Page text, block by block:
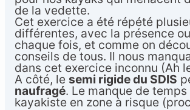
de la vedette.
Cet exercice a été répété
différentes, avec la présence
chaque fois, et comme on
conseils de tous. Il nous
dans cet exercice inconnu (Ah
A côté, le semi rigide du SDIS
naufragé. Le manque de temps
kayakiste en zone à risque